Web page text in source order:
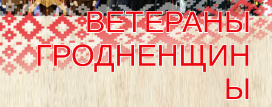
ВЕТЕРАНЫ
ГРОДНЕНЩИН
Ы